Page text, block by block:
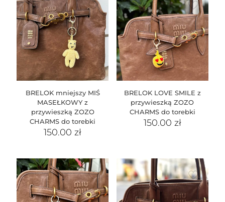
BRELOK mniejszy MIŚ
MASEŁKOWY z
przywieszką ZOZO
CHARMS do torebki
150.00zł
BRELOK LOVE SMILE z
przywieszką ZOZO
CHARMS do torebki
150.00 zł